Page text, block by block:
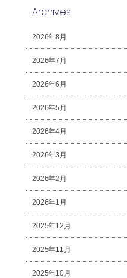
Archives
2026年8月
2026年7月
2026年6月
2026年5月
2026年4月
2026年3月
2026年2月
2026年1月
2025年12月
2025年11月
2025年10月